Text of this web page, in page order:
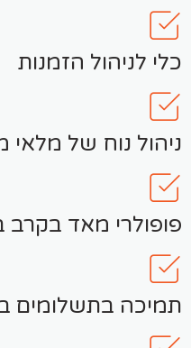
כלי לניהול הזמנות
ניהול נוח של מלאי
פופולרי מאד בקרב
תמיכה בתשלומים